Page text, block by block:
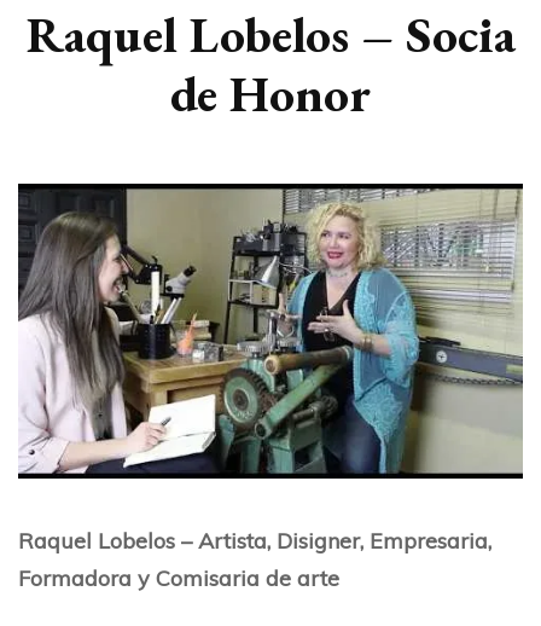
Raquel Lobelos – Socia
de Honor
Raquel Lobelos – Artista, Disigner, Empresaria,
Formadora y Comisaria de arte